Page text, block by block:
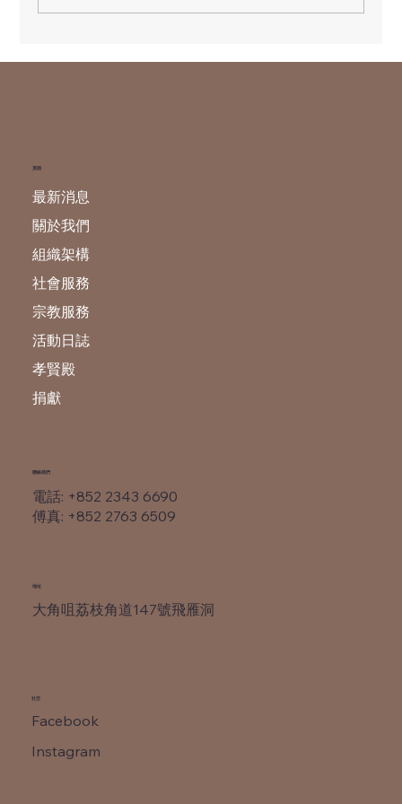
最新消息
關於我們
組織架構
社會服務
宗教服務
活動日誌
孝賢殿
捐獻
頁面
​聯絡我們
電話: +852 2343 6690
​傅真: +852 2763 6509
​地址
大角咀荔枝角道147號飛雁洞
社交
Facebook
Instagram